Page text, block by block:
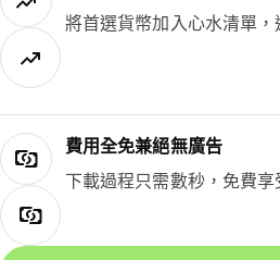
將首選貨幣加入心水清單
費用全免兼絕無廣告
下載過程只需數秒，免費享